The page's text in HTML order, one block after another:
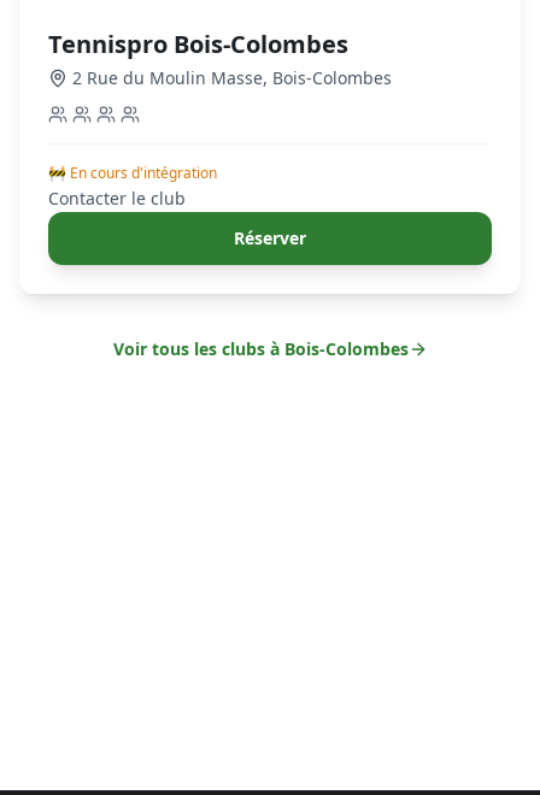
Tennispro Bois-Colombes
2 Rue du Moulin Masse, Bois-Colombes
🚧 En cours d'intégration
Contacter le club
Réserver
Voir tous les clubs à Bois-Colombes